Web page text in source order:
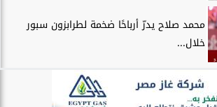
محمد صلاح يدرّ أرباحًا ضخمة لطرابزون سبور
خلال...